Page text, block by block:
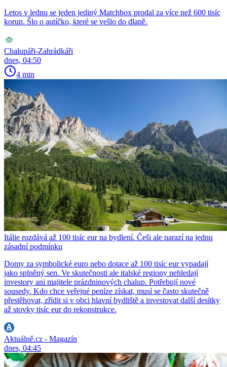
Letos v lednu se jeden jediný Matchbox prodal za více než 600 tisíc
korun. Šlo o autíčko, které se vešlo do dlaně.
Chalupáři-Zahrádkáři
dnes, 04:50
4 min
Itálie rozdává až 100 tisíc eur na bydlení. Češi ale narazí na jednu
zásadní podmínku
Domy za symbolické euro nebo dotace až 100 tisíc eur vypadají
jako splněný sen. Ve skutečnosti ale italské regiony nehledají
investory ani majitele prázdninových chalup. Potřebují nové
sousedy. Kdo chce veřejné peníze získat, musí se často skutečně
přestěhovat, zřídit si v obci hlavní bydliště a investovat další desítky
až stovky tisíc eur do rekonstrukce.
Aktuálně.cz - Magazín
dnes, 04:45